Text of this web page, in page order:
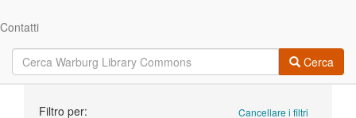
Contatti
Cerca
Cancellare i filtri
Filtro per: